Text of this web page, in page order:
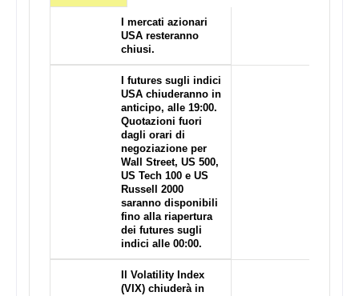
I mercati azionari
USA resteranno
chiusi.
I futures sugli indici
USA chiuderanno in
anticipo, alle 19:00.
Quotazioni fuori
dagli orari di
negoziazione per
Wall Street, US 500,
US Tech 100 e US
Russell 2000
saranno disponibili
fino alla riapertura
dei futures sugli
indici alle 00:00.
Il Volatility Index
(VIX) chiuderà in